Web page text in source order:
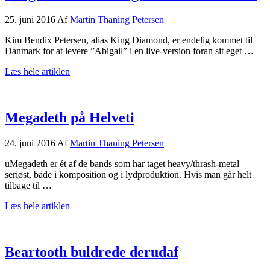
25. juni 2016 AfMartin Thaning Petersen
Kim Bendix Petersen, alias King Diamond, er endelig kommet til
Danmark for at levere ”Abigail” i en live-version foran sit eget …
Læs hele artiklen
Helveti
med
Megadeth på Helveti
24. juni 2016 AfMartin Thaning Petersen
uMegadeth er ét af de bands som har taget heavy/thrash-metal
seriøst, både i komposition og i lydproduktion. Hvis man går helt
tilbage til …
Læs hele artiklen
Beartooth buldrede derudaf